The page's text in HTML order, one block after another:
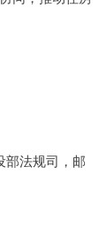
部法规司，邮